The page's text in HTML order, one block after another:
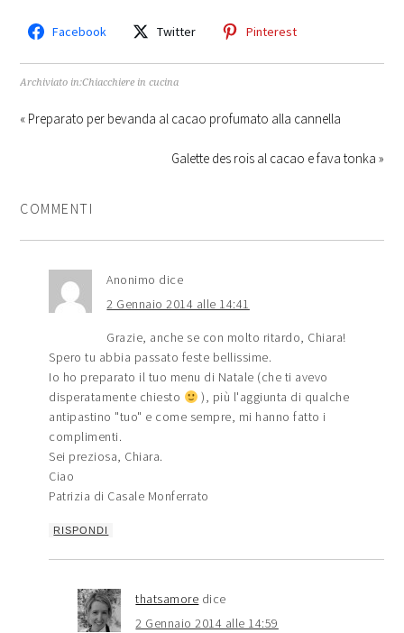
Facebook Twitter Pinterest
Archiviato in:Chiacchiere in cucina
« Preparato per bevanda al cacao profumato alla cannella
Galette des rois al cacao e fava tonka »
COMMENTI
Anonimo dice
2 Gennaio 2014 alle 14:41
Grazie, anche se con molto ritardo, Chiara!
Spero tu abbia passato feste bellissime.
Io ho preparato il tuo menu di Natale (che ti avevo
disperatamente chiesto
), più l'aggiunta di qualche
antipastino "tuo" e come sempre, mi hanno fatto i
complimenti.
Sei preziosa, Chiara.
Ciao
Patrizia di Casale Monferrato
RISPONDI
thatsamore dice
2 Gennaio 2014 alle 14:59